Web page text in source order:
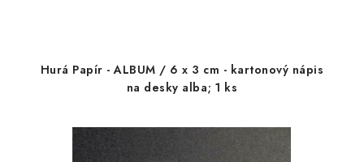
Hurá Papír - ALBUM / 6 x 3 cm - kartonový nápis
na desky alba; 1 ks